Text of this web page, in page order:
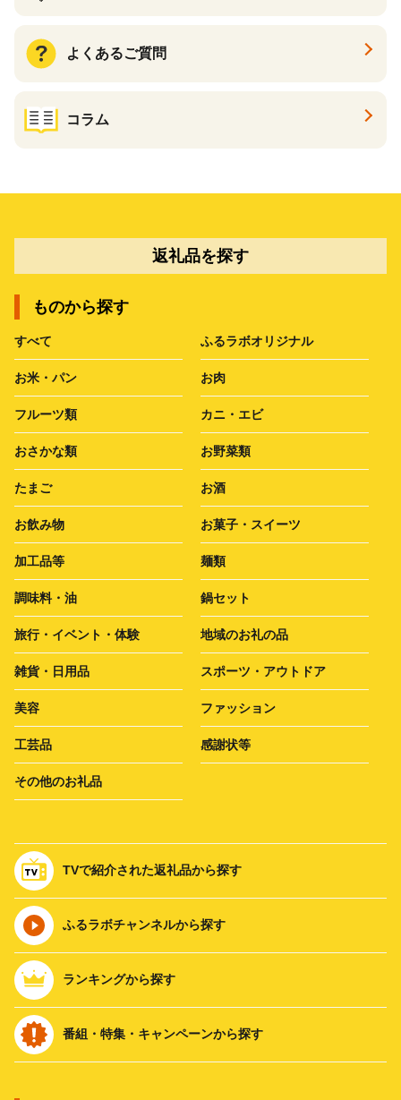
よくあるご質問
コラム
返礼品を探す
ものから探す
すべて ふるラボオリジナル
お米・パン お肉
フルーツ類 カニ・エビ
おさかな類 お野菜類
たまご お酒
お飲み物 お菓子・スイーツ
加工品等 麺類
調味料・油 鍋セット
旅行・イベント・体験 地域のお礼の品
雑貨・日用品 スポーツ・アウトドア
美容 ファッション
工芸品 感謝状等
その他のお礼品
TVで紹介された返礼品から探す
ふるラボチャンネルから探す
ランキングから探す
番組・特集・キャンペーンから探す